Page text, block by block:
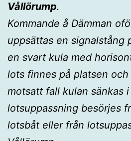
Vållörump.
Kommande å Dämman
uppsättas en signalstång
en svart kula med
lots finnes på platsen
motsatt fall kulan sänkas
lotsuppassning besörjes
lotsbåt eller från